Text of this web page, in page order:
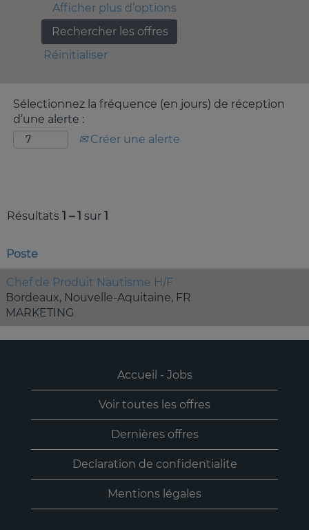
Afficher plus d’options
Réinitialiser
Sélectionnez la fréquence (en jours) de réception
d’une alerte :
Créer une alerte
Résultats 1 – 1 sur 1
Poste
Chef de Produit Nautisme H/F
Bordeaux, Nouvelle-Aquitaine, FR
MARKETING
Accueil - Jobs
Voir toutes les offres
Dernières offres
Declaration de confidentialite
Mentions légales